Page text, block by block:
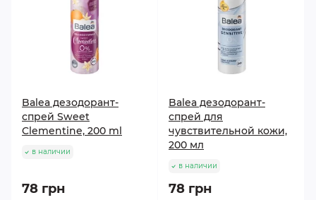
Balea дезодорант-
спрей Sweet
Clementine, 200 ml
в наличии
78 грн
Balea дезодорант-
спрей для
чувствительной кожи,
200 мл
в наличии
78 грн